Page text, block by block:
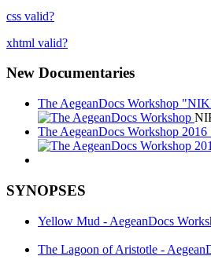
css valid?
xhtml valid?
New Documentaries
The AegeanDocs Workshop
The AegeanDocs Workshop
SYNOPSES
Yellow Mud - AegeanDocs
The Lagoon of Aristotle -